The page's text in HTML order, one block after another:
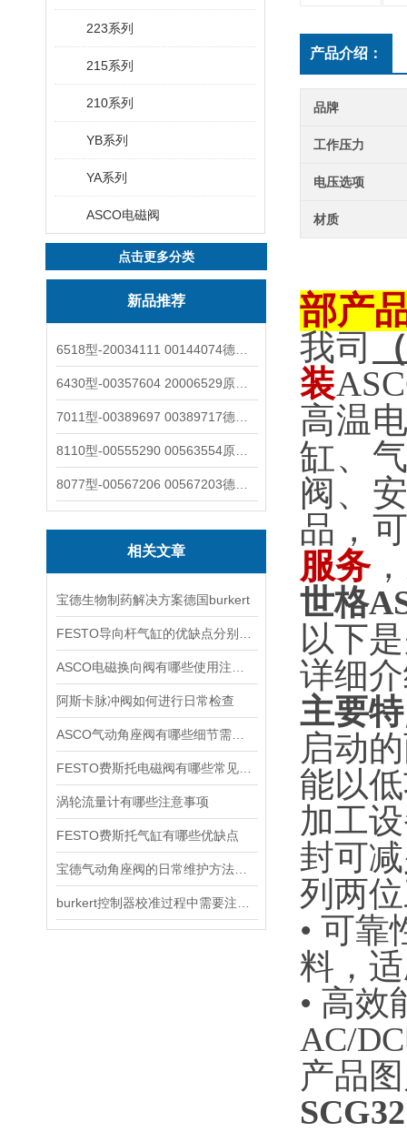
223系列
215系列
210系列
YB系列
YA系列
ASCO电磁阀
点击更多分类
新品推荐
相关文章
宝德生物制药解决方案德国burkert
阿斯卡脉冲阀如何进行日常检查
涡轮流量计有哪些注意事项
FESTO费斯托气缸有哪些优缺点
产品介绍：
品牌
工作压力
电压选项
材质
部产
我司
装
高温
缸、
阀、
品，
服务
世格
以下
详细
主要
启动
能以
加工
封可
列两
• 可
料，
• 高效
AC/
产品